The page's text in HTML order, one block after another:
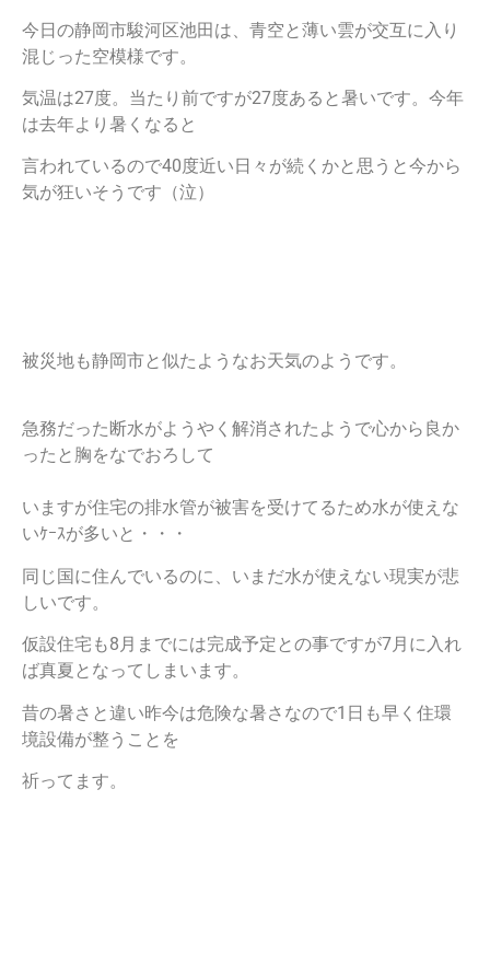
今日の静岡市駿河区池田は、青空と薄い雲が交互に入り
混じった空模様です。
気温は27度。当たり前ですが27度あると暑いです。今年
は去年より暑くなると
言われているので40度近い日々が続くかと思うと今から
気が狂いそうです（泣）
被災地も静岡市と似たようなお天気のようです。
急務だった断水がようやく解消されたようで心から良か
ったと胸をなでおろして
いますが住宅の排水管が被害を受けてるため水が使えな
いｹｰｽが多いと・・・
同じ国に住んでいるのに、いまだ水が使えない現実が悲
しいです。
仮設住宅も8月までには完成予定との事ですが7月に入れ
ば真夏となってしまいます。
昔の暑さと違い昨今は危険な暑さなので1日も早く住環
境設備が整うことを
祈ってます。